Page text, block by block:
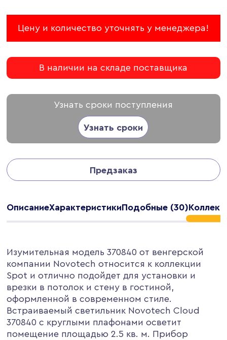
Цену и количество уточнять у менеджера!
В наличии на складе поставщика
Узнать сроки поступления
Узнать сроки
Предзаказ
ОписаниеХарактеристикиПодобные (30)
Изумительная модель 370840 от венгерской
компании Novotech относится к коллекции
Spot и отлично подойдет для установки и
врезки в потолок и стену в гостиной,
оформленной в современном стиле.
Встраиваемый светильник Novotech Cloud
370840 с круглыми плафонами осветит
помещение площадью 2.5 кв. м. Прибор